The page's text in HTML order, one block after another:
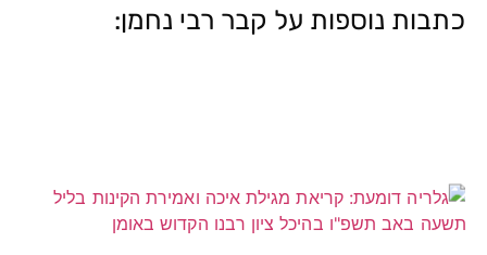
כתבות נוספות על קבר רבי נחמן: